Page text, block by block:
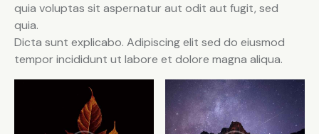
quia voluptas sit aspernatur aut odit aut fugit, sed
quia.
Dicta sunt explicabo. Adipiscing elit sed do eiusmod
tempor incididunt ut labore et dolore magna aliqua.